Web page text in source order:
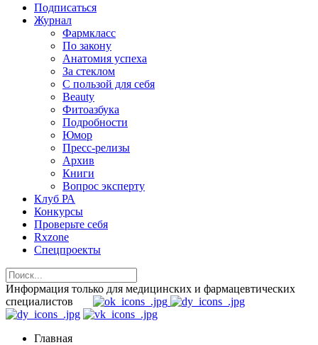
Подписаться
Журнал
Фармкласс
По закону
Анатомия успеха
За стеклом
С пользой для себя
Beauty
Фитоазбука
Подробности
Юмор
Пресс-релизы
Архив
Книги
Вопрос эксперту
Клуб РА
Конкурсы
Проверьте себя
Rxzone
Спецпроекты
Информация только для медицинских и фармацевтических
специалистов
Главная